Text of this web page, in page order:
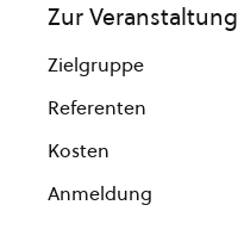
Zur Veranstaltung
Zielgruppe
Referenten
Kosten
Anmeldung